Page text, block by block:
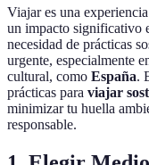
Viajar es una
un impacto significativo
necesidad de prácticas
urgente, especialmente
cultural, como España.
prácticas para viajar
minimizar tu huella
responsable.